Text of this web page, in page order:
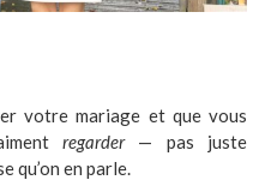
votre mariage et que vous
regarder— pas juste
qu’on en parle.